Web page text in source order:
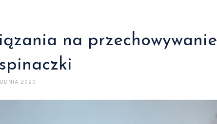
na przechowywanie
2020